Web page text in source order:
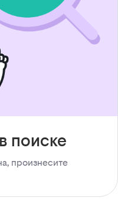
поиске
произнесите